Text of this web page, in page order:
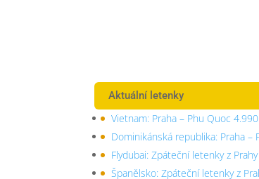
Aktuální letenky
Vietnam: Praha – Phu Quoc
Dominikánská republika: Praha –
Flydubai: Zpáteční letenky z
Španělsko: Zpáteční letenky z